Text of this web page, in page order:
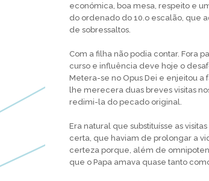
económica, boa mesa, respeito e
do ordenado do 10.o escalão, que
de sobressaltos.
Com a filha não podia contar. Fora
curso e influência deve hoje o
Metera-se no Opus Dei e enjeitou
lhe merecera duas breves visitas
redimi-la do pecado original.
Era natural que substituísse as
certa, que haviam de prolongar a
certeza porque, além de
que o Papa amava quase tanto